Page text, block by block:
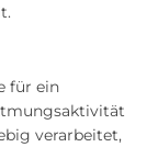
für ein
verarbeitet,